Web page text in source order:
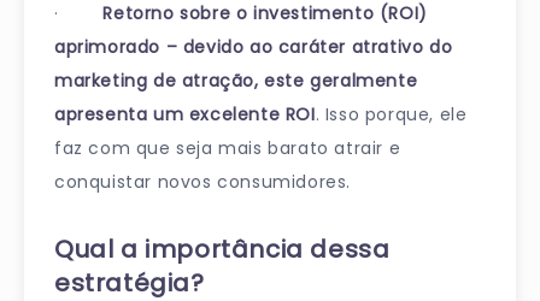
·Retorno sobre o investimento (ROI)
aprimorado – devido ao caráter atrativo do
marketing de atração, este geralmente
apresenta um excelente ROI. Isso porque, ele
faz com que seja mais barato atrair e
conquistar novos consumidores.
Qual a importância dessa
estratégia?